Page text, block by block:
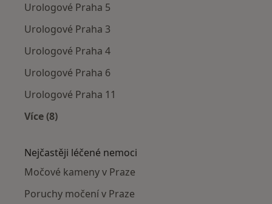
Urologové Praha 5
Urologové Praha 3
Urologové Praha 4
Urologové Praha 6
Urologové Praha 11
Více (8)
Nejčastěji léčené nemoci
Močové kameny v Praze
Poruchy močení v Praze